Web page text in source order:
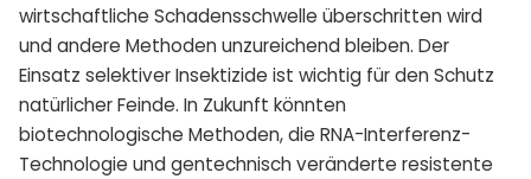
wirtschaftliche Schadensschwelle überschritten wird
und andere Methoden unzureichend bleiben. Der
Einsatz selektiver Insektizide ist wichtig für den Schutz
natürlicher Feinde. In Zukunft könnten
biotechnologische Methoden, die RNA-Interferenz-
Technologie und gentechnisch veränderte resistente